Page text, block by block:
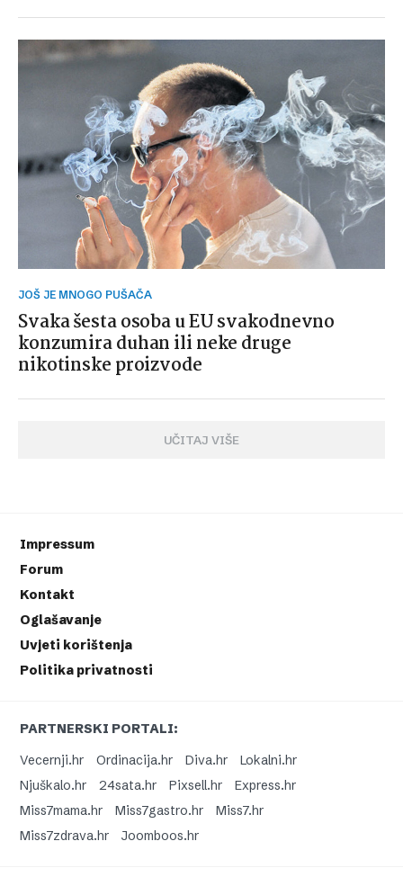
JOŠ JE MNOGO PUŠAČA
Svaka šesta osoba u EU svakodnevno
konzumira duhan ili neke druge
nikotinske proizvode
UČITAJ VIŠE
Impressum
Forum
Kontakt
Oglašavanje
Uvjeti korištenja
Politika privatnosti
PARTNERSKI PORTALI:
Vecernji.hr
Ordinacija.hr Diva.hr
Lokalni.hr
Njuškalo.hr
24sata.hr Pixsell.hr
Express.hr
Miss7mama.hr
Miss7gastro.hr
Miss7.hr
Miss7zdrava.hr
Joomboos.hr